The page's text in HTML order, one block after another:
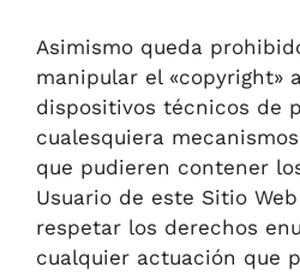
Asimismo queda
manipular el «copyright»
dispositivos técnicos de
cualesquiera
que pudieren contener
Usuario de este Sitio
respetar los derechos
cualquier actuación que